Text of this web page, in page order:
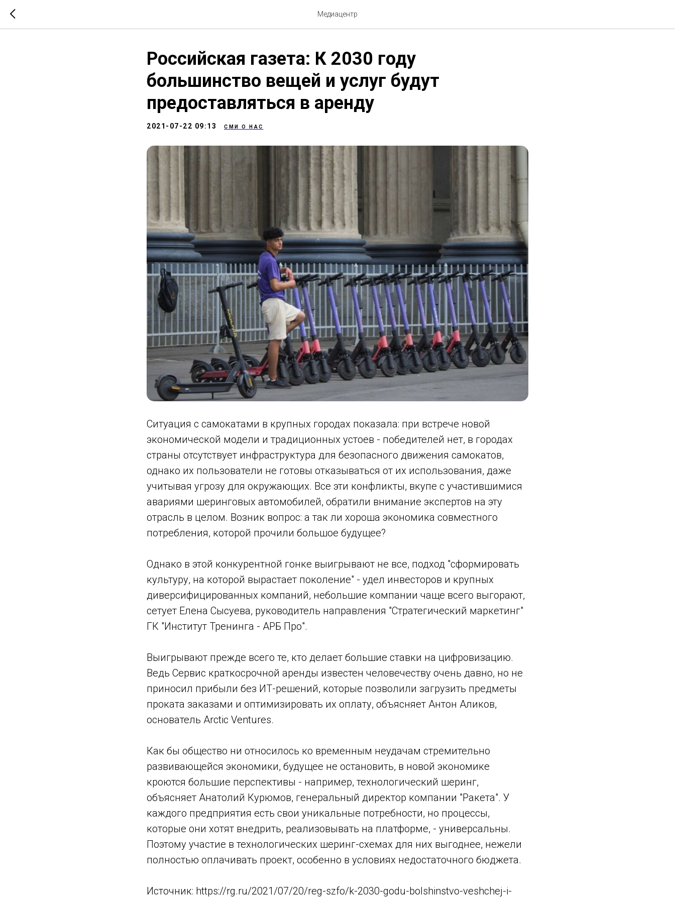
Медиацентр
Российская газета: К 2030 году
большинство вещей и услуг будут
предоставляться в аренду
2021-07-22 09:13 СМИ О НАС
Ситуация с самокатами в крупных городах показала: при встрече новой
экономической модели и традиционных устоев - победителей нет, в городах
страны отсутствует инфраструктура для безопасного движения самокатов,
однако их пользователи не готовы отказываться от их использования, даже
учитывая угрозу для окружающих. Все эти конфликты, вкупе с участившимися
авариями шеринговых автомобилей, обратили внимание экспертов на эту
отрасль в целом. Возник вопрос: а так ли хороша экономика совместного
потребления, которой прочили большое будущее?
Однако в этой конкурентной гонке выигрывают не все, подход "сформировать
культуру, на которой вырастает поколение" - удел инвесторов и крупных
диверсифицированных компаний, небольшие компании чаще всего выгорают,
сетует Елена Сысуева, руководитель направления "Стратегический маркетинг"
ГК "Институт Тренинга - АРБ Про".
Выигрывают прежде всего те, кто делает большие ставки на цифровизацию.
Ведь Сервис краткосрочной аренды известен человечеству очень давно, но не
приносил прибыли без ИТ-решений, которые позволили загрузить предметы
проката заказами и оптимизировать их оплату, объясняет Антон Аликов,
основатель Arctic Ventures.
Как бы общество ни относилось ко временным неудачам стремительно
развивающейся экономики, будущее не остановить, в новой экономике
кроются большие перспективы - например, технологический шеринг,
объясняет Анатолий Курюмов, генеральный директор компании "Ракета". У
каждого предприятия есть свои уникальные потребности, но процессы,
которые они хотят внедрить, реализовывать на платформе, - универсальны.
Поэтому участие в технологических шеринг-схемах для них выгоднее, нежели
полностью оплачивать проект, особенно в условиях недостаточного бюджета.
Источник: https://rg.ru/2021/07/20/reg-szfo/k-2030-godu-bolshinstvo-veshchej-i-